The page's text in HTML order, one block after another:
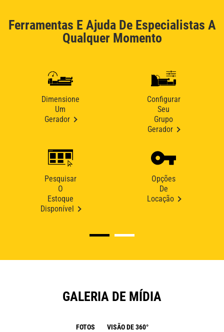
Ferramentas E Ajuda De Especialistas A
Qualquer Momento
Dimensione
Um
Gerador
Configurar
Seu
Grupo
Gerador
Pesquisar
O
Estoque
Disponível
Opções
De
Locação
GALERIA DE MÍDIA
FOTOS VISÃO DE 360°